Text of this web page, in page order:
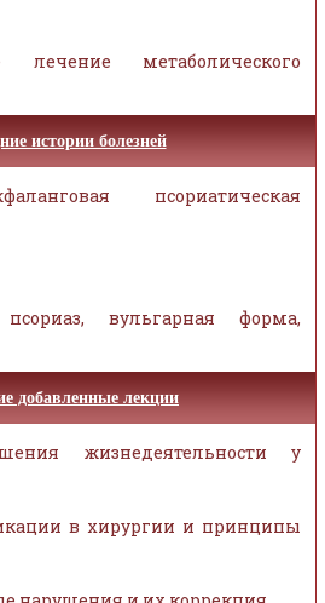
лечение метаболического
истории болезней
псориатическая
псориаз, вульгарная форма,
добавленные лекции
жизнедеятельности у
в хирургии и принципы